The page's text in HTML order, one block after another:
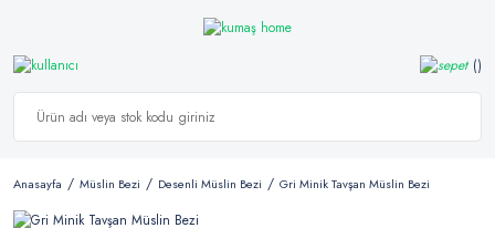
Anasayfa Müslin Bezi Desenli Müslin Bezi Gri Minik Tavşan Müslin Bezi